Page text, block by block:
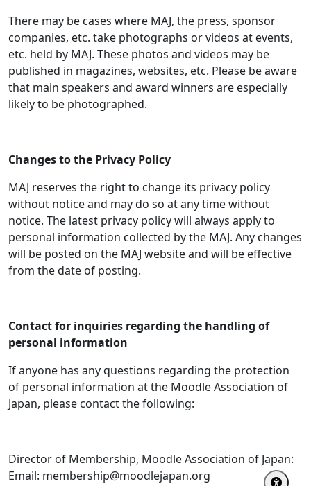
There may be cases where MAJ, the press, sponsor
companies, etc. take photographs or videos at events,
etc. held by MAJ. These photos and videos may be
published in magazines, websites, etc. Please be aware
that main speakers and award winners are especially
likely to be photographed.
Changes to the Privacy Policy
MAJ reserves the right to change its privacy policy
without notice and may do so at any time without
notice. The latest privacy policy will always apply to
personal information collected by the MAJ. Any changes
will be posted on the MAJ website and will be effective
from the date of posting.
Contact for inquiries regarding the handling of
personal information
If anyone has any questions regarding the protection
of personal information at the Moodle Association of
Japan, please contact the following:
Director of Membership, Moodle Association of Japan:
Email: membership@moodlejapan.org